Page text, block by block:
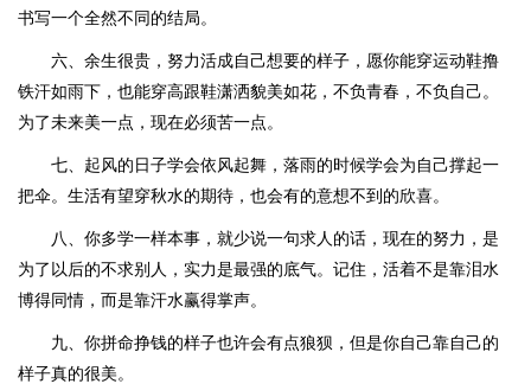
书写一个全然不同的结局。
六、余生很贵，努力活成自己想要的样子，愿你能穿运动鞋撸
铁汗如雨下，也能穿高跟鞋潇洒貌美如花，不负青春，不负自己。
为了未来美一点，现在必须苦一点。
七、起风的日子学会依风起舞，落雨的时候学会为自己撑起一
把伞。生活有望穿秋水的期待，也会有的意想不到的欣喜。
八、你多学一样本事，就少说一句求人的话，现在的努力，是
为了以后的不求别人，实力是最强的底气。记住，活着不是靠泪水
博得同情，而是靠汗水赢得掌声。
九、你拼命挣钱的样子也许会有点狼狈，但是你自己靠自己的
样子真的很美。